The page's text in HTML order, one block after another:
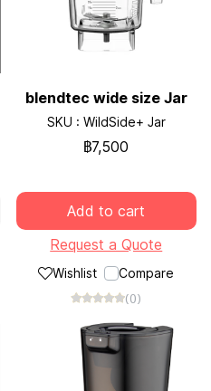
blendtec wide size Jar
SKU : WildSide+ Jar
฿7,500
Add to cart
Request a Quote
Wishlist Compare
(0)